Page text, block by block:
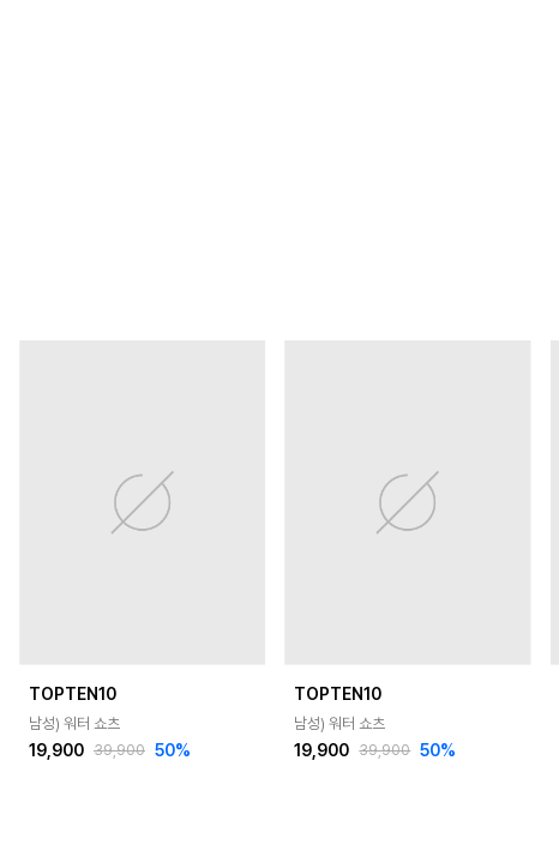
TOPTEN10
남성) 워터 쇼츠
19,900 39,900 50%
TOPTEN10
남성) 워터 쇼츠
19,900 39,900 50%